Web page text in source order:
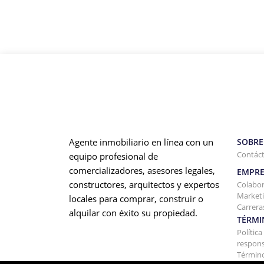
Agente inmobiliario en línea con un
equipo profesional de
comercializadores, asesores legales,
constructores, arquitectos y expertos
locales para comprar, construir o
alquilar con éxito su propiedad.